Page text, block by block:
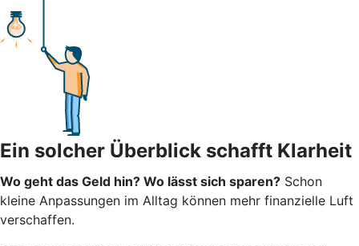
Ein solcher Überblick schafft Klarheit
Wo geht das Geld hin? Wo lässt sich sparen? Schon
kleine Anpassungen im Alltag können mehr finanzielle Luft
verschaffen.